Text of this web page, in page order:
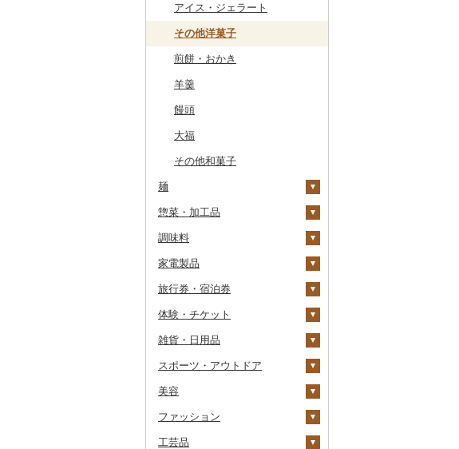
近江牛
神戸牛・神戸ビーフ
但馬牛
土佐あかうし
佐賀牛
長崎和牛
あか牛
その他牛肉（精肉）
その他貝
クエ
くじら
サバ
さんま
鯛
のどぐろ
ふぐ
ほっけ
その他鮮魚
その他海苔・海藻
かまぼこ・練り製品
その他魚介・加工品
ななつぼし
その他米
せとか
文旦
まどんな
ポンカン
その他柑橘
ドライフルーツ
干し柿
干し芋
その他ドライフルーツ
その他果物
びわ
ブルーベリー
パイナップル
栗
その他果物
その他根菜
その他きのこ
かぼちゃ
茄子
レタス
その他野菜
その他ワイン
ノンアルコール
その他酒
八女茶
その他茶
豆乳
その他飲料・ジュース
アイス・ジェラート
その他洋菓子
煎餅・おかき
羊羹
饅頭
大福
その他和菓子
麺
ラーメン
うどん
そば
パスタ
ひやむぎ
そうめん
その他麺
惣菜・加工品
惣菜
餃子
シュウマイ
コロッケ
その他惣菜
カレー・シチュー
カレー
シチュー
鍋
肉
魚
その他鍋
ピザ
レトルト
スープ
豆腐・納豆
豆腐
漬物
缶詰・瓶詰
調味料
砂糖
塩
醤油
味噌
酢
だし
食用油
はちみつ
家電製品
季節・空調家電
キッチン家電
照明器具
パソコン・周辺機器
TV・オーディオ・カメラ
美容・健康家電
カー用品
旅行券・宿泊券
旅行券
JTBふるさと旅行クー
その他旅行券
宿泊券
体験・チケット
PayPay商品券
食事券
温泉・サウナ・スパ利用
雑貨・日用品
家具・インテリア
机・テーブル
寝具
布団
タオル
文房具・印鑑
スポーツ・アウトドア
ゴルフ
ゴルフボール
釣り
サイクリング
美容
スキンケア
シャンプー・リンス
ファッション
鞄・バッグ
工芸品